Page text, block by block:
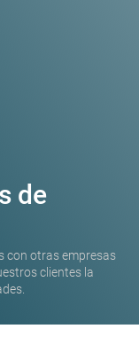
de
con otras empresas
clientes la